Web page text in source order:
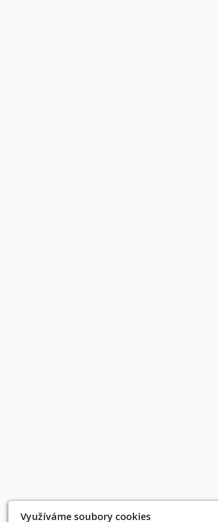
Využíváme soubory cookies